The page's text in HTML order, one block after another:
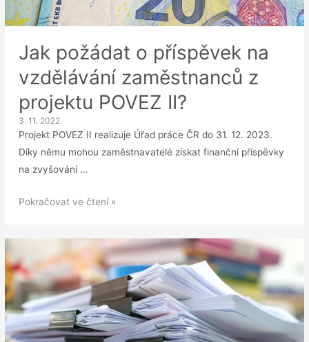
Jak požádat o příspěvek na
vzdělávání zaměstnanců z
projektu POVEZ II?
3. 11. 2022
Projekt POVEZ II realizuje Úřad práce ČR do 31. 12. 2023.
Díky němu mohou zaměstnavatelé získat finanční příspěvky
na zvyšování …
Jak
příspěvek
na
vzdělávání
zaměstnanců
z
projektu
Pokračovat ve čtení »